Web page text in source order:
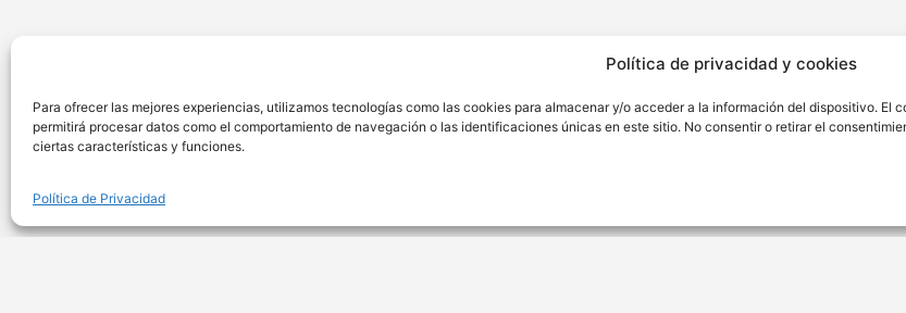
Política de privacidad y cookies
Para ofrecer las mejores experiencias, utilizamos tecnologías como las cookies para almacenar y/o acceder a la información del dispositivo. El
permitirá procesar datos como el comportamiento de navegación o las identificaciones únicas en este sitio. No consentir o retirar el
ciertas características y funciones.
Política de Privacidad
701, San Isidro.
Lima – Perú
Contacto